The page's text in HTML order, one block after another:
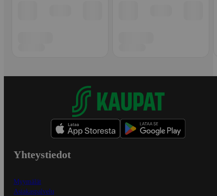
Yhteystiedot
Myymälät
Asiakaspalvelu